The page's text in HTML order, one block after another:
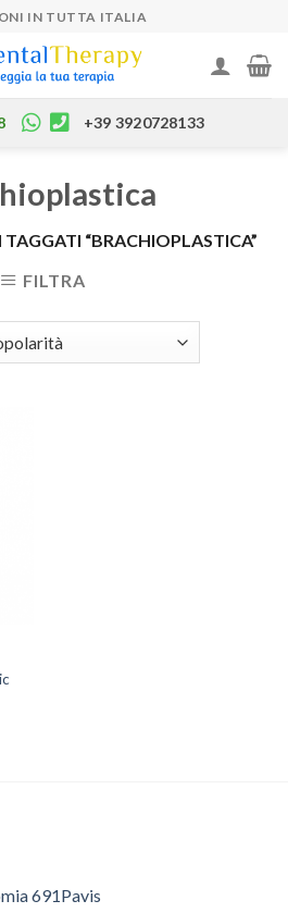
IN TUTTA ITALIA
+39 3920728133
“BRACHIOPLASTICA”
FILTRA
691Pavis